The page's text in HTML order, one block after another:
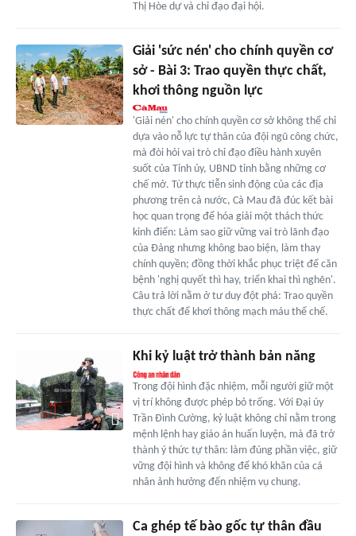
Thị Hòe dự và chỉ đạo đại hội.
Giải 'sức nén' cho chính quyền cơ
sở - Bài 3: Trao quyền thực chất,
khơi thông nguồn lực
'Giải nén' cho chính quyền cơ sở không thể chỉ
dựa vào nỗ lực tự thân của đội ngũ công chức,
mà đòi hỏi vai trò chỉ đạo điều hành xuyên
suốt của Tỉnh ủy, UBND tỉnh bằng những cơ
chế mở. Từ thực tiễn sinh động của các địa
phương trên cả nước, Cà Mau đã đúc kết bài
học quan trọng để hóa giải một thách thức
kinh điển: Làm sao giữ vững vai trò lãnh đạo
của Ðảng nhưng không bao biện, làm thay
chính quyền; đồng thời khắc phục triệt để căn
bệnh 'nghị quyết thì hay, triển khai thì nghẽn'.
Câu trả lời nằm ở tư duy đột phá: Trao quyền
thực chất để khơi thông mạch máu thể chế.
Khi kỷ luật trở thành bản năng
Trong đội hình đặc nhiệm, mỗi người giữ một
vị trí không được phép bỏ trống. Với Đại úy
Trần Đình Cường, kỷ luật không chỉ nằm trong
mệnh lệnh hay giáo án huấn luyện, mà đã trở
thành ý thức tự thân: làm đúng phần việc, giữ
vững đội hình và không để khó khăn của cá
nhân ảnh hưởng đến nhiệm vụ chung.
Ca ghép tế bào gốc tự thân đầu